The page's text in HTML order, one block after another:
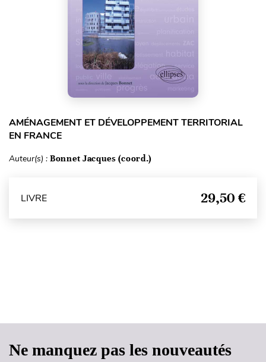
AMÉNAGEMENT ET DÉVELOPPEMENT TERRITORIAL
EN FRANCE
Auteur(s) : Bonnet Jacques (coord.)
LIVRE 29,50 €
Ne manquez pas les nouveautés